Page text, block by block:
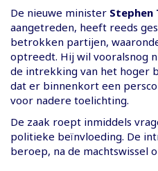
De nieuwe minister Stephen
aangetreden, heeft reeds
betrokken partijen,
optreedt. Hij wil vooralsnog
de intrekking van het hoger
dat er binnenkort een
voor nadere toelichting.
De zaak roept inmiddels
politieke beïnvloeding. De
beroep, na de machtswissel